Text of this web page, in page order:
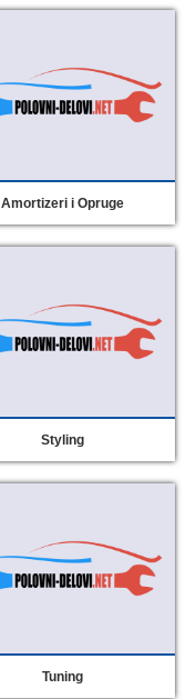
Amortizeri i Opruge
Styling
Tuning